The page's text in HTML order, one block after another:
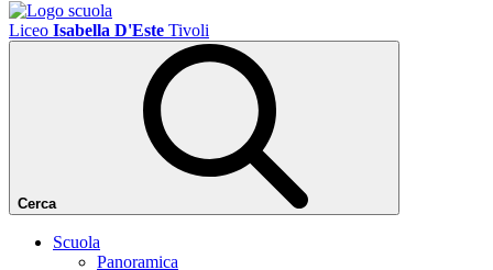
Liceo Isabella D'Este Tivoli
Cerca
Scuola
Panoramica